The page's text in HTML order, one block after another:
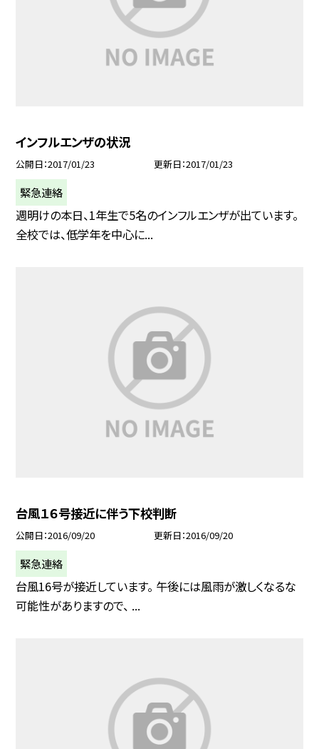
インフルエンザの状況
公開日 2017/01/23 更新日 2017/01/23
緊急連絡
週明けの本日、1年生で5名のインフルエンザが出ています。
全校では、低学年を中心に...
台風１６号接近に伴う下校判断
公開日 2016/09/20 更新日 2016/09/20
緊急連絡
台風16号が接近しています。 午後には風雨が激しくなるな
可能性がありますので、 ...